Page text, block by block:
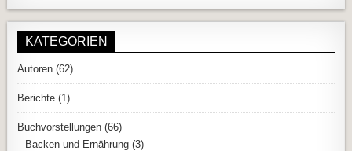
KATEGORIEN
Autoren (62)
Berichte (1)
Buchvorstellungen (66)
Backen und Ernährung (3)